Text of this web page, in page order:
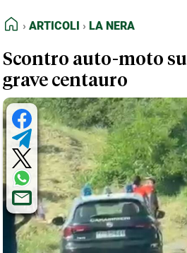
FEED RSS
NORMATIVE
TERMINI e CONDIZIONI
HOME
ARTICOLI LA NERA
Scontro auto-moto
grave centauro